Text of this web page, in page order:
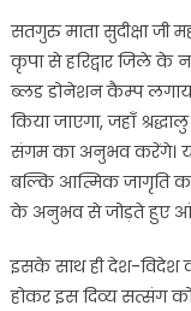
सतगुरु माता सुदीक्षा जी
कृपा से हरिद्वार जिले के
ब्लड डोनेशन कैम्प
किया जाएगा, जहाँ
संगम का अनुभव करेंगे।
बल्कि आत्मिक जागृति का
के अनुभव से जोड़ते हुए
इसके साथ ही देश-विदेश
होकर इस दिव्य सत्संग